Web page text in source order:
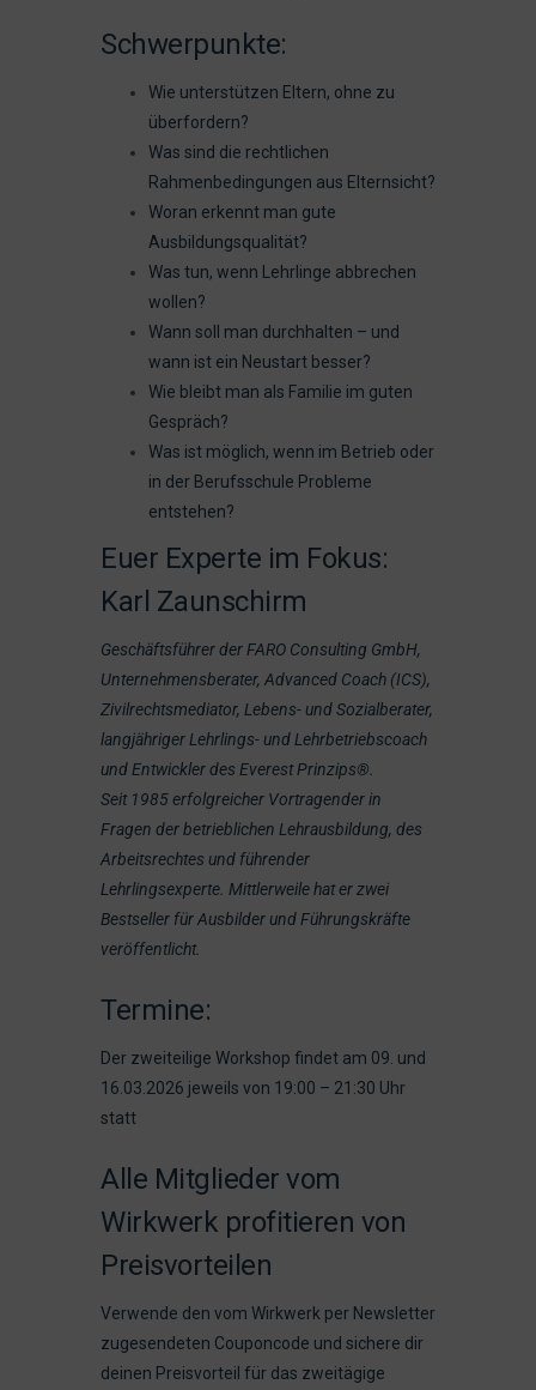
Schwerpunkte:
Wie unterstützen Eltern, ohne zu
überfordern?
Was sind die rechtlichen
Rahmenbedingungen aus Elternsicht?
Woran erkennt man gute
Ausbildungsqualität?
Was tun, wenn Lehrlinge abbrechen
wollen?
Wann soll man durchhalten – und
wann ist ein Neustart besser?
Wie bleibt man als Familie im guten
Gespräch?
Was ist möglich, wenn im Betrieb oder
in der Berufsschule Probleme
entstehen?
Euer Experte im Fokus:
Karl Zaunschirm
Geschäftsführer der FARO Consulting GmbH,
Unternehmensberater, Advanced Coach (ICS),
Zivilrechtsmediator, Lebens- und Sozialberater,
langjähriger Lehrlings- und Lehrbetriebscoach
und Entwickler des Everest Prinzips®.
Seit 1985 erfolgreicher Vortragender in
Fragen der betrieblichen Lehrausbildung, des
Arbeitsrechtes und führender
Lehrlingsexperte. Mittlerweile hat er zwei
Bestseller für Ausbilder und Führungskräfte
veröffentlicht.
Termine:
Der zweiteilige Workshop findet am 09. und
16.03.2026 jeweils von 19:00 – 21:30 Uhr
statt
Alle Mitglieder vom
Wirkwerk profitieren von
Preisvorteilen
Verwende den vom Wirkwerk per Newsletter
zugesendeten Couponcode und sichere dir
deinen Preisvorteil für das zweitägige